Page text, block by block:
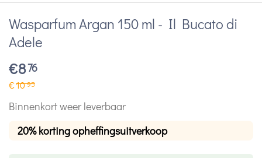
Wasparfum Argan 150 ml - Il Bucato di
Adele
€876
€1095
Binnenkort weer leverbaar
20% korting opheffingsuitverkoop